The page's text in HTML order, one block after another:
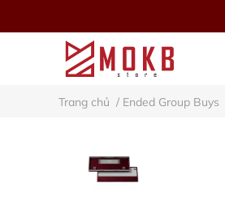
Trang chủ / Ended Group Buys